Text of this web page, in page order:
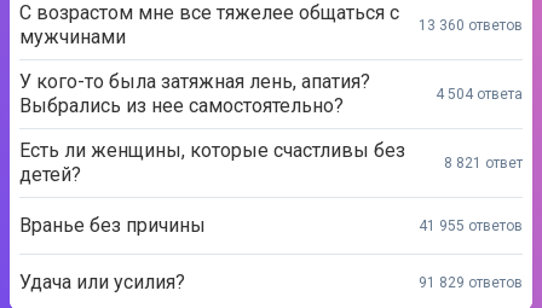
С возрастом мне все тяжелее общаться с
мужчинами
13 360 ответов
У кого-то была затяжная лень, апатия?
Выбрались из нее самостоятельно?
4 504 ответа
Есть ли женщины, которые счастливы без
детей?
8 821 ответ
Вранье без причины 41 955 ответов
Удача или усилия? 91 829 ответов